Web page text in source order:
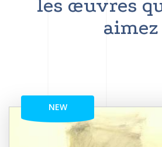
les œuvres
aimez
NEW